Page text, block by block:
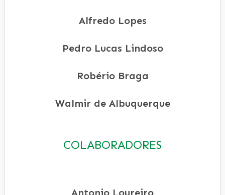
Alfredo Lopes
Pedro Lucas Lindoso
Robério Braga
Walmir de Albuquerque
COLABORADORES